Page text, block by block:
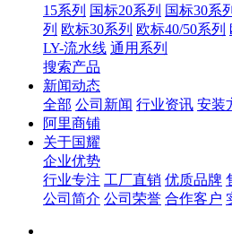
15系列 国标20系列 国标30系列
列 欧标30系列 欧标40/50系列
LY-流水线 通用系列
搜索产品
新闻动态
全部 公司新闻 行业资讯 安装
阿里商铺
关于国耀
企业优势
行业专注 工厂直销 优质品牌
公司简介 公司荣誉 合作客户